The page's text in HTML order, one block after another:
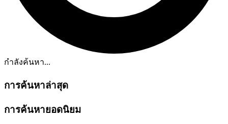
กำลังค้นหา...
การค้นหาล่าสุด
การค้นหายอดนิยม